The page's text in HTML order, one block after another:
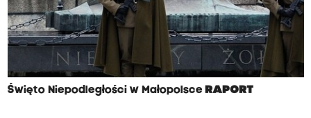
Święto Niepodległości w Małopolsce RAPORT